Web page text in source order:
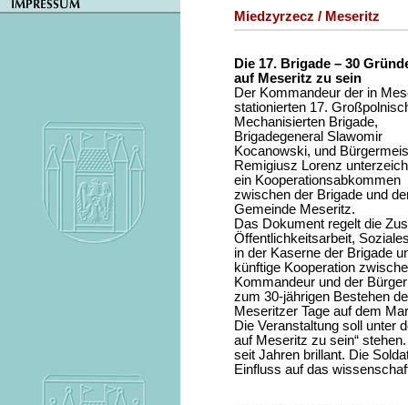
Miedzyrzecz / Meseritz
Die 17. Brigade – 30
auf Meseritz zu sein
Der Kommandeur der in
stationierten 17.
Mechanisierten Brigade,
Brigadegeneral Slawomir
Kocanowski, und
Remigiusz Lorenz
ein Kooperationsabkommen
zwischen der Brigade und
Gemeinde Meseritz.
Das Dokument regelt die
Öffentlichkeitsarbeit,
in der Kaserne der Brigade
künftige Kooperation
Kommandeur und der
zum 30-jährigen Bestehen
Meseritzer Tage auf dem
Die Veranstaltung soll unter
auf Meseritz zu sein“
seit Jahren brillant. Die
Einfluss auf das